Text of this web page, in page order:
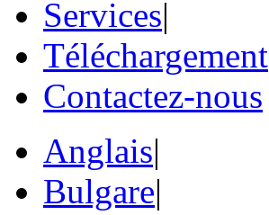
Services|
Téléchargement
Contactez-nous
Anglais|
Bulgare|